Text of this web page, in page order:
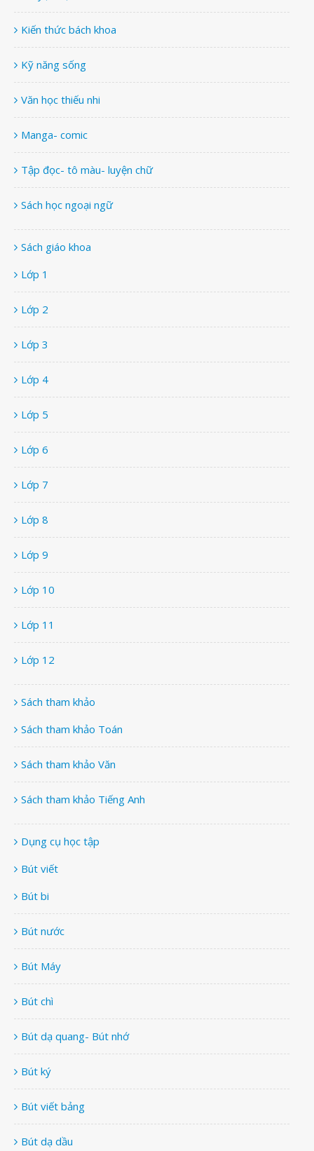
Kiến thức bách khoa
Kỹ năng sống
Văn học thiếu nhi
Manga- comic
Tập đọc- tô màu- luyện chữ
Sách học ngoại ngữ
Sách giáo khoa
Lớp 1
Lớp 2
Lớp 3
Lớp 4
Lớp 5
Lớp 6
Lớp 7
Lớp 8
Lớp 9
Lớp 10
Lớp 11
Lớp 12
Sách tham khảo
Sách tham khảo Toán
Sách tham khảo Văn
Sách tham khảo Tiếng Anh
Dụng cụ học tập
Bút viết
Bút bi
Bút nước
Bút Máy
Bút chì
Bút dạ quang- Bút nhớ
Bút ký
Bút viết bảng
Bút dạ dầu